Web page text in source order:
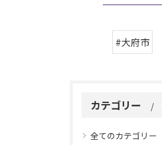
#大府市
カテゴリー
全てのカテゴリー